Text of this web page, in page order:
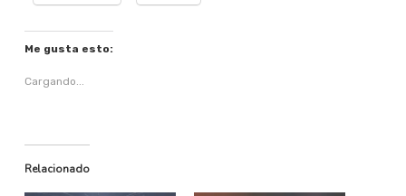
Me gusta esto:
Cargando...
Relacionado